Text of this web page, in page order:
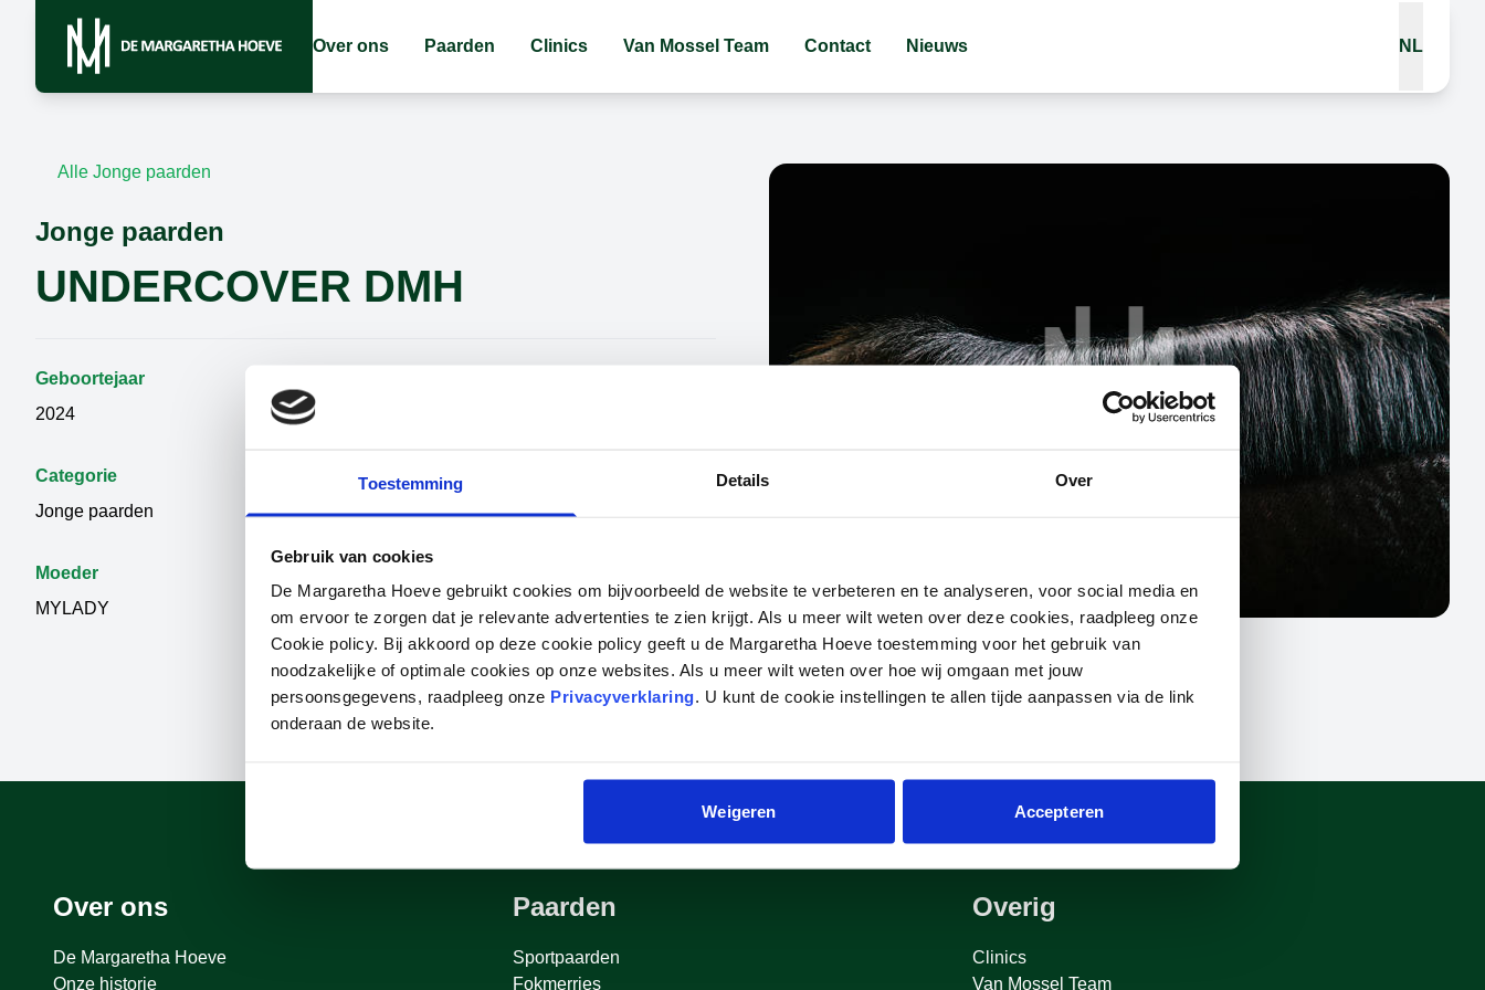
Toestemming Details Over
Gebruik van cookies
De Margaretha Hoeve gebruikt cookies om bijvoorbeeld de website te verbeteren en te analyseren, voor social media en
om ervoor te zorgen dat je relevante advertenties te zien krijgt. Als u meer wilt weten over deze cookies, raadpleeg onze
Cookie policy. Bij akkoord op deze cookie policy geeft u de Margaretha Hoeve toestemming voor het gebruik van
noodzakelijke of optimale cookies op onze websites. Als u meer wilt weten over hoe wij omgaan met jouw
persoonsgegevens, raadpleeg onze Privacyverklaring. U kunt de cookie instellingen te allen tijde aanpassen via de link
onderaan de website.
Weigeren Accepteren
Over ons Paarden Clinics Van Mossel Team Contact Nieuws NL
Alle Jonge paarden
Jonge paarden
UNDERCOVER DMH
Geboortejaar
2024
Categorie
Jonge paarden
Vader
TELSTAR
Moeder
MYLADY
Over ons
De Margaretha Hoeve
Onze historie
Paarden
Sportpaarden
Fokmerries
Overig
Clinics
Van Mossel Team